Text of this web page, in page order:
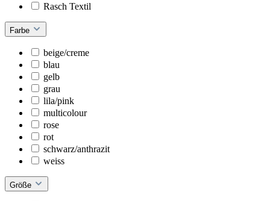
Rasch Textil
Farbe
beige/creme
blau
gelb
grau
lila/pink
multicolour
rose
rot
schwarz/anthrazit
weiss
Größe